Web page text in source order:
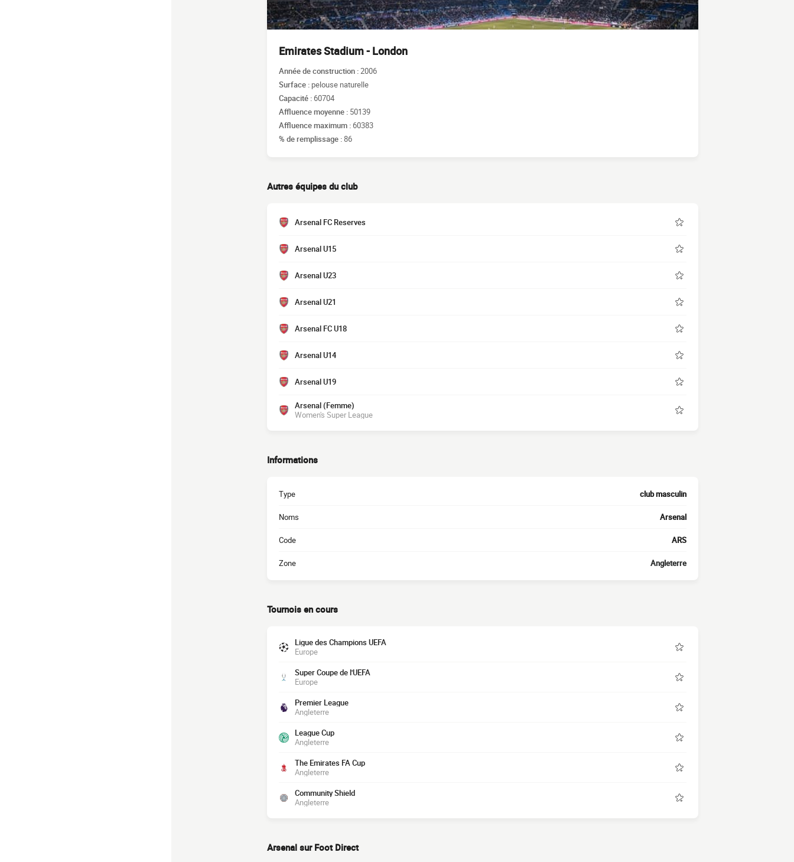
Emirates Stadium - London
Année de construction :2006
Surface : pelouse naturelle
Capacité :60704
Affluence moyenne : 50139
Affluence maximum :60383
% de remplissage :86
Autres équipes du club
Arsenal FC Reserves
Arsenal U15
Arsenal U23
Arsenal U21
Arsenal FC U18
Arsenal U14
Arsenal U19
Arsenal (Femme)
Women's Super League
Informations
Type club masculin
Noms Arsenal
Code ARS
Zone Angleterre
Tournois en cours
Ligue des Champions UEFA
Europe
Super Coupe de l'UEFA
Europe
Premier League
Angleterre
League Cup
Angleterre
The Emirates FA Cup
Angleterre
Community Shield
Angleterre
Arsenal sur Foot Direct